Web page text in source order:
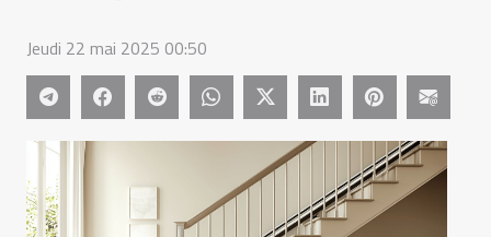
Jeudi 22 mai 2025 00:50